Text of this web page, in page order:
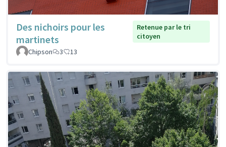
Des nichoirs pour les
martinets
Retenue par le tri
citoyen
Chipson
3 13